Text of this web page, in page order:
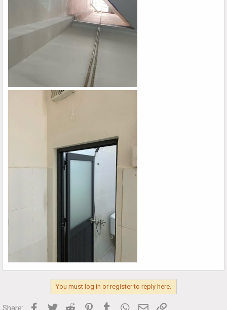
You must log in or register to reply here.
Share: Facebook
Twitter Reddit PinterestTumblr WhatsApp
Email